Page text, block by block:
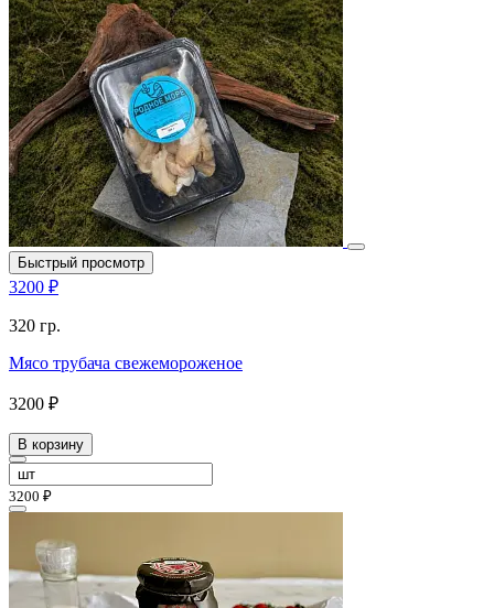
Быстрый просмотр
3200 ₽
320 гр.
Мясо трубача свежемороженое
3200 ₽
В корзину
3200 ₽